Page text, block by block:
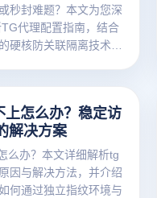
秒封难题？本文为您深
代理配置指南，结合
硬核防关联隔离技术，
怎么办？稳定访
解决方案
么办？本文详细解析tg
因与解决方法，并介绍
何通过独立指纹环境与